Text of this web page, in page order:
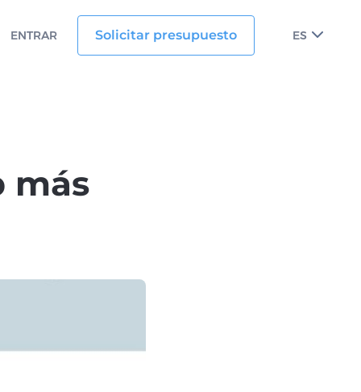
ENTRAR Solicitar presupuesto ES
más